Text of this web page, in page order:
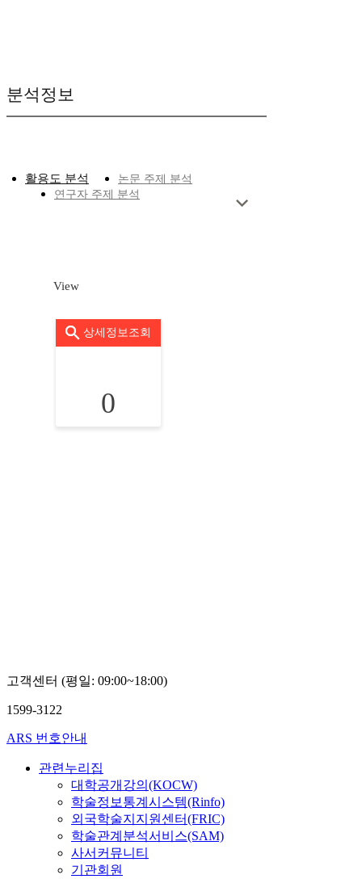
분석정보
활용도 분석
논문 주제 분석
연구자 주제 분석
View
상세정보조회
0
고객센터 (평일: 09:00~18:00)
1599-3122
ARS 번호안내
관련누리집
대학공개강의(KOCW)
학술정보통계시스템(Rinfo)
외국학술지지원센터(FRIC)
학술관계분석서비스(SAM)
사서커뮤니티
기관회원